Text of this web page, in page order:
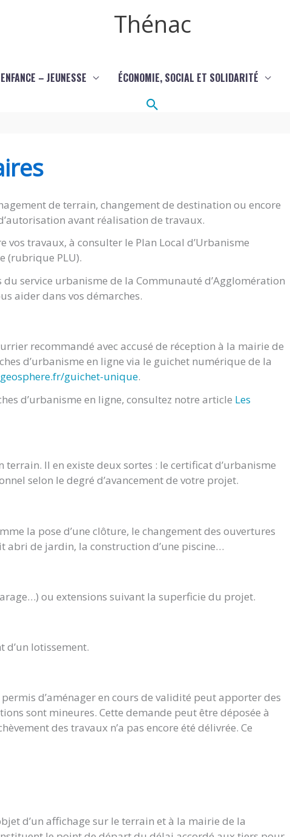
Thénac
ENFANCE – JEUNESSE ÉCONOMIE, SOCIAL ET SOLIDARITÉ
Rechercher
de terrain, changement de destination ou encore
avant réalisation de travaux.
vos travaux, à consulter le Plan Local d’Urbanisme
(rubrique PLU).
service urbanisme de la Communauté d’Agglomération
aider dans vos démarches.
recommandé avec accusé de réception à la mairie de
d’urbanisme en ligne via le guichet numérique de la
guichet-unique.
d’urbanisme en ligne, consultez notre article Les
Il en existe deux sortes : le certificat d’urbanisme
selon le degré d’avancement de votre projet.
la pose d’une clôture, le changement des ouvertures
abri de jardin, la construction d’une piscine…
ou extensions suivant la superficie du projet.
d’un lotissement.
d’aménager en cours de validité peut apporter des
sont mineures. Cette demande peut être déposée à
des travaux n’a pas encore été délivrée. Ce
d’un affichage sur le terrain et à la mairie de la